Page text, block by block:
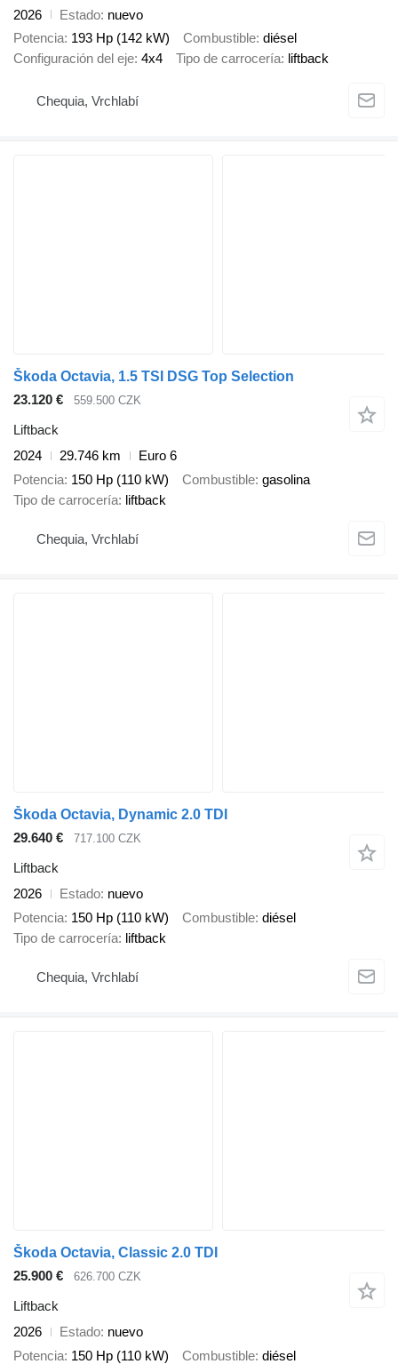
2026 Estado nuevo
Potencia 193 Hp (142 kW) Combustible diésel
Configuración del eje 4x4 Tipo de carrocería liftback
Chequia, Vrchlabí
Škoda Octavia, 1.5 TSI DSG Top Selection
23.120 €
559.500 CZK
Liftback
2024
29.746 km
Euro 6
Potencia 150 Hp (110 kW) Combustible gasolina
Tipo de carrocería liftback
Chequia, Vrchlabí
Škoda Octavia, Dynamic 2.0 TDI
29.640 €
717.100 CZK
Liftback
2026
Estado nuevo
Potencia 150 Hp (110 kW) Combustible diésel
Tipo de carrocería liftback
Chequia, Vrchlabí
Škoda Octavia, Classic 2.0 TDI
25.900 €
626.700 CZK
Liftback
2026
Estado nuevo
Potencia 150 Hp (110 kW) Combustible diésel